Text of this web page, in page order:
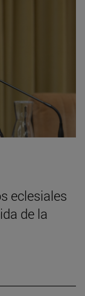
eclesiales
de la